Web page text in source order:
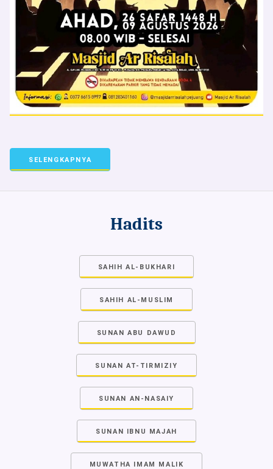
SELENGKAPNYA
Hadits
SAHIH AL-BUKHARI
SAHIH AL-MUSLIM
SUNAN ABU DAWUD
SUNAN AT-TIRMIZIY
SUNAN AN-NASAIY
SUNAN IBNU MAJAH
MUWATHA IMAM MALIK